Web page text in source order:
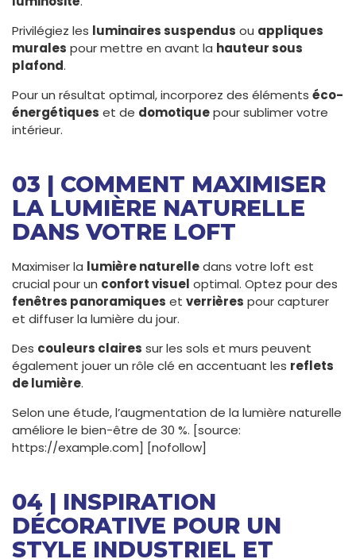
Privilégiez les luminaires suspendus ou appliques
murales pour mettre en avant la hauteur sous
plafond.
Pour un résultat optimal, incorporez des éléments éco-
énergétiques et de domotiquepour sublimer votre
intérieur.
03 | COMMENT MAXIMISER
LA LUMIÈRE NATURELLE
DANS VOTRE LOFT
Maximiser la lumière naturelledans votre loft est
crucial pour un confort visuel optimal. Optez pour des
fenêtres panoramiques et verrières pour capturer
et diffuser la lumière du jour.
Des couleurs claires sur les sols et murs peuvent
également jouer un rôle clé en accentuant les reflets
de lumière.
Selon une étude, l’augmentation de la lumière naturelle
améliore le bien-être de 30 %. [source:
https://example.com] [nofollow]
04 | INSPIRATION
DÉCORATIVE POUR UN
STYLE INDUSTRIEL ET